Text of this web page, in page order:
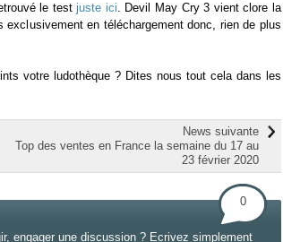
le testjuste ici. Devil May Cry 3 vient clore la
en téléchargement donc, rien de plus
votre ludothèque ? Dites nous tout cela dans les
News suivante
Top des ventes en France la semaine du 17 au
23 février 2020
0
engager une discussion ? Ecrivez simplement